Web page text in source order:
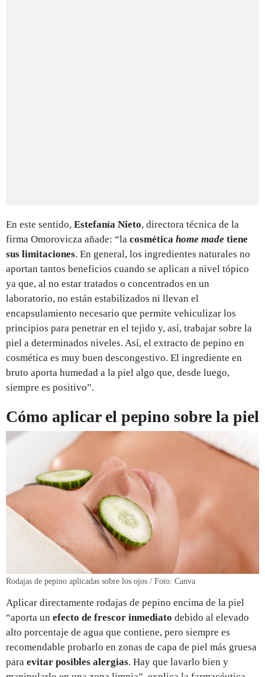
En este sentido, Estefanía Nieto, directora técnica de la
firma Omorovicza añade: “la cosmética home made tiene
sus limitaciones. En general, los ingredientes naturales no
aportan tantos beneficios cuando se aplican a nivel tópico
ya que, al no estar tratados o concentrados en un
laboratorio, no están estabilizados ni llevan el
encapsulamiento necesario que permite vehiculizar los
principios para penetrar en el tejido y, así, trabajar sobre la
piel a determinados niveles. Así, el extracto de pepino en
cosmética es muy buen descongestivo. El ingrediente en
bruto aporta humedad a la piel algo que, desde luego,
siempre es positivo”.
Cómo aplicar el pepino sobre la piel
Rodajas de pepino aplicadas sobre los ojos / Foto: Canva
Aplicar directamente rodajas de pepino encima de la piel
“aporta un efecto de frescor inmediato debido al elevado
alto porcentaje de agua que contiene, pero siempre es
recomendable probarlo en zonas de capa de piel más gruesa
para evitar posibles alergias. Hay que lavarlo bien y